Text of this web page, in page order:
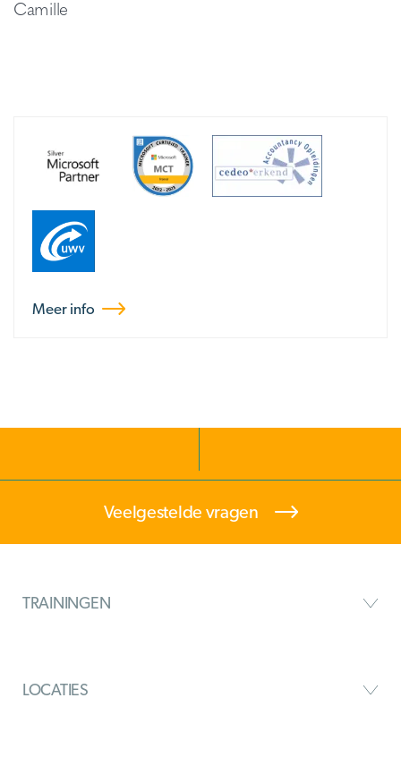
Camille
Meer info
Veelgestelde vragen
TRAININGEN
LOCATIES